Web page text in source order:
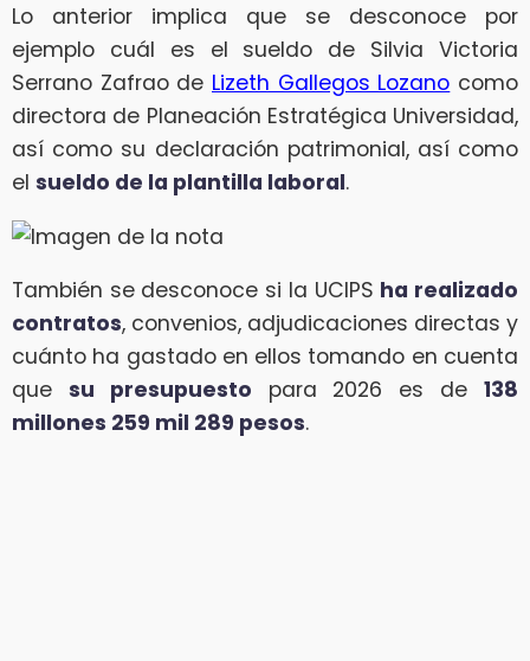
Lo anterior implica que se desconoce por
ejemplo cuál es el sueldo de Silvia Victoria
Serrano Zafrao de Lizeth Gallegos Lozano como
directora de Planeación Estratégica Universidad,
así como su declaración patrimonial, así como
el sueldo de la plantilla laboral.
También se desconoce si la UCIPS ha realizado
contratos, convenios, adjudicaciones directas y
cuánto ha gastado en ellos tomando en cuenta
que su presupuesto para 2026 es de138
millones 259 mil 289 pesos.